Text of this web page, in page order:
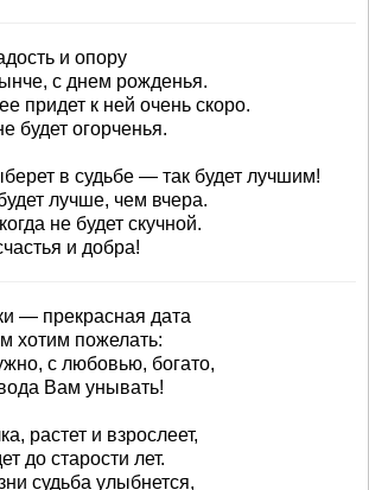
и опору
с днем рожденья.
придет к ней очень скоро.
будет огорченья.
в судьбе — так будет лучшим!
лучше, чем вчера.
не будет скучной.
и добра!
— прекрасная дата
хотим пожелать:
с любовью, богато,
Вам унывать!
растет и взрослеет,
до старости лет.
судьба улыбнется,